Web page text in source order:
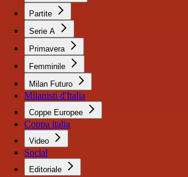
Partite
Serie A
Primavera
Femminile
Milan Futuro
Milanisti d'Italia
Coppe Europee
Coppa italia
Video
Social
Editoriale